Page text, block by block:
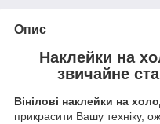
Опис
Наклейки на
звичайне
Вінілові наклейки на
прикрасити Вашу техніку,